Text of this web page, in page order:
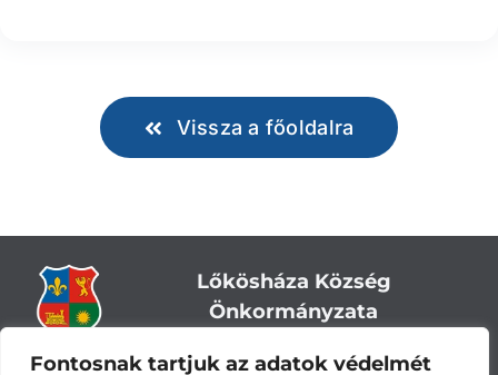
Fontosnak tartjuk az adatok védelmét
Vissza a főoldalra
Lőkösháza Község
Önkormányzata